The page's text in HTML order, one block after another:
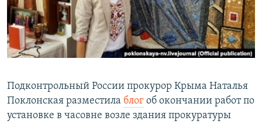
ПОБЕДИТЕЛЕЙ НЕ СУДЯТ?
КРЫМ.НЕПОКОРЕННЫЙ
ELIFBE
ПРИСОЕДИНЯЙТЕСЬ!
Все сайты RFE/RL
Подконтрольный России прокурор Крыма Наталья
Поклонская разместила блог об окончании работ по
установке в часовне возле здания прокуратуры